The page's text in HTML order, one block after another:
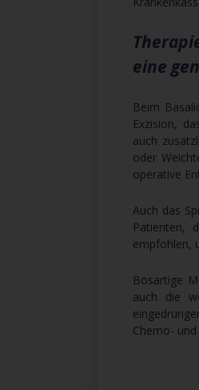
eine
Beim
Exzision,
auch
oder
operative
Auch das
Patienten,
empfohlen,
Bösartige
auch die
Chemo-